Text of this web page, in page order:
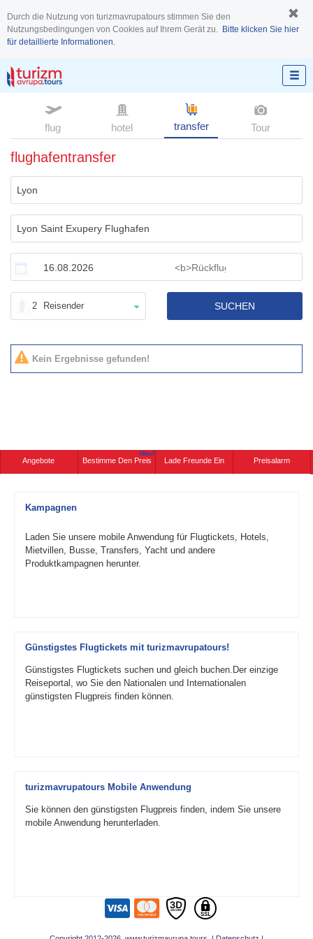
Durch die Nutzung von turizmavrupatours stimmen Sie den
Nutzungsbedingungen von Cookies auf Ihrem Gerät zu. Bitte klicken Sie hier
für detaillierte Informationen.
flug hotel transfer Tour
flughafentransfer
2 Reisender SUCHEN
Kein Ergebnisse gefunden!
Angebote Bestimme Den Preis
Neu!
Lade Freunde Ein Preisalarm
Kampagnen
Laden Sie unsere mobile Anwendung für Flugtickets, Hotels,
Mietvillen, Busse, Transfers, Yacht und andere
Produktkampagnen herunter.
Günstigstes Flugtickets mit turizmavrupatours!
Günstigstes Flugtickets suchen und gleich buchen.Der einzige
Reiseportal, wo Sie den Nationalen und Internationalen
günstigsten Flugpreis finden können.
turizmavrupatours Mobile Anwendung
Sie können den günstigsten Flugpreis finden, indem Sie unsere
mobile Anwendung herunterladen.